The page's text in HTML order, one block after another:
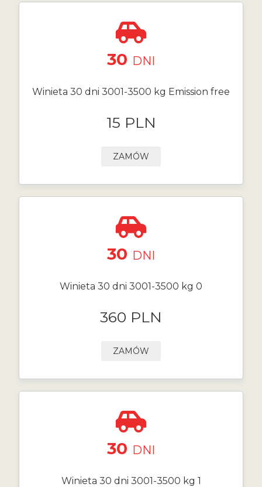
30 DNI
Winieta 30 dni 3001-3500 kg Emission free
15 PLN
ZAMÓW
30 DNI
Winieta 30 dni 3001-3500 kg 0
360 PLN
ZAMÓW
30 DNI
Winieta 30 dni 3001-3500 kg 1